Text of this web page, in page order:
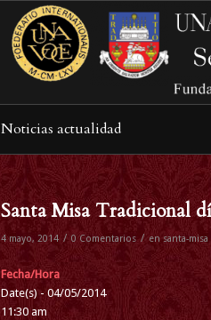
Noticias actualidad
Santa Misa Tradicional
4 mayo, 2014 / 0 Comentarios / ensanta-misa
Fecha/Hora
Date(s) - 04/05/2014
11:30 am